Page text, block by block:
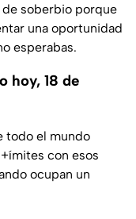
de soberbio porque
una oportunidad
esperabas.
hoy, 18 de
todo el mundo
con esos
ocupan un